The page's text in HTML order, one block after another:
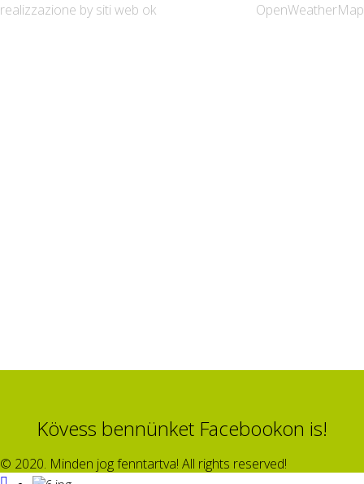
realizzazione by siti web ok OpenWeatherMap
Kövess bennünket Facebookon is!
© 2020. Minden jog fenntartva! All rights reserved!